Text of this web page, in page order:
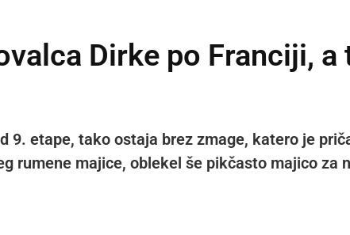
Dirke po Franciji,
9. etape, tako ostaja brez zmage, katero je
rumene majice, oblekel še pikčasto majico